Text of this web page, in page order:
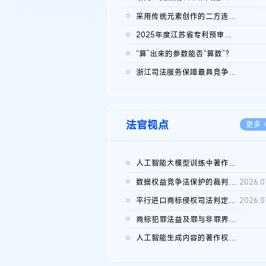
采用传统元素创作的二方连续装饰图案作品的独创性及侵权对比认定
2025年度江苏省专利预审典型案例
“算”出来的参数能否“算数”？
浙江司法服务保障最具竞争力营商环境建设典型案例（第二批）含侵...
法官视点 更多
人工智能大模型训练中著作权的合理使用
数据权益竞争法保护的裁判路径构建
平行进口商标侵权司法判定规则的困境与纾解
商标犯罪法益及罪与非罪界限研究
人工智能生成内容的著作权司法认定：演进逻辑、现实困境与规则建...